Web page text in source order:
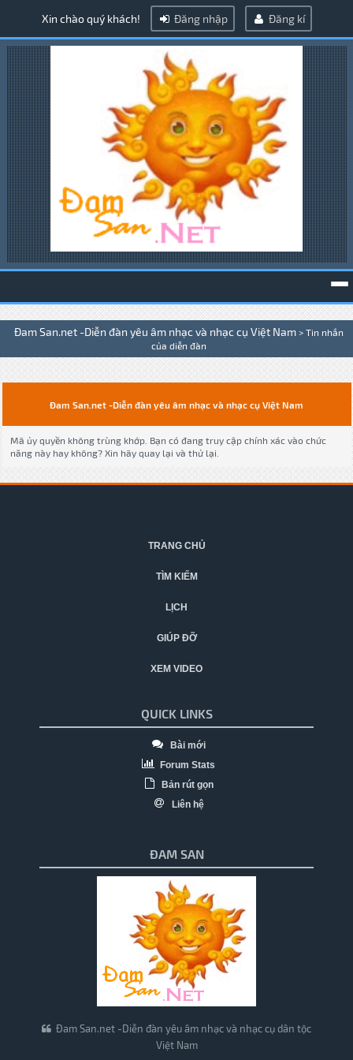
Xin chào quý khách! Đăng nhập Đăng kí
Đam San.net -Diễn đàn yêu âm nhạc và nhạc cụ Việt Nam > Tin nhắn
của diễn đàn
Đam San.net -Diễn đàn yêu âm nhạc và nhạc cụ Việt Nam
Mã ủy quyền không trùng khớp. Bạn có đang truy cập chính xác vào chức
năng này hay không? Xin hãy quay lại và thử lại.
TRANG CHỦ
TÌM KIẾM
LỊCH
GIÚP ĐỠ
XEM VIDEO
QUICK LINKS
Bài mới
Forum Stats
Bản rút gọn
Liên hệ
ĐAM SAN
Đam San.net -Diễn đàn yêu âm nhạc và nhạc cụ dân tộc
Việt Nam